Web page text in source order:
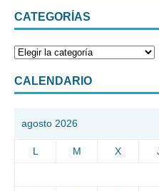
CATEGORÍAS
CALENDARIO
agosto 2026
L M X